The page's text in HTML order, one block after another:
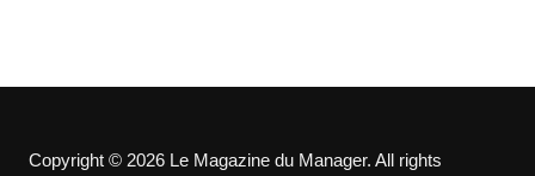
Copyright © 2026 Le Magazine du Manager. All rights